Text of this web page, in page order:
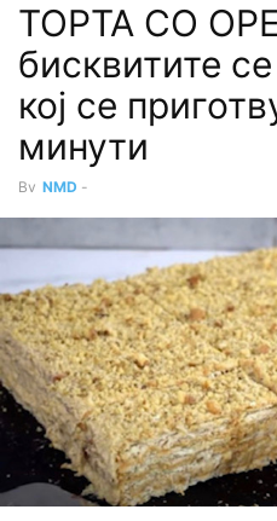
ТОРТА СО
бисквитите
кој се
минути
By NMD -